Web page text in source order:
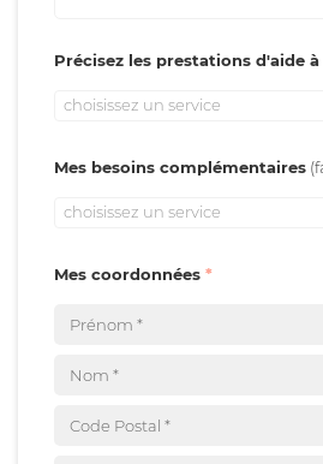
Précisez les prestations d'aide
choisissez un service
Mes besoins complémentaires
choisissez un service
Mes coordonnées